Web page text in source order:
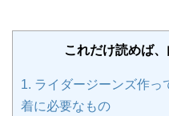
これだけ読めば
1. ライダージーンズ作っ
着に必要なもの